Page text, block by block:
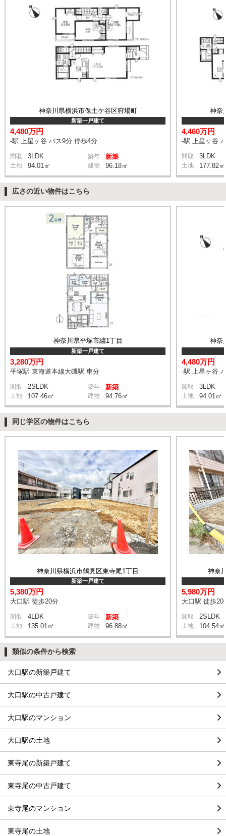
神奈川県横浜市保土ケ谷区狩場町
新築一戸建て
4,480万円
-駅 上星ヶ谷 バス9分 停歩4分
間取 3LDK 築年 新築
土地 94.01㎡ 建物 96.18㎡
神奈
4,460万円
-駅 上星ヶ谷
間取 3LDK
土地 177.82㎡
広さの近い物件はこちら
神奈川県平塚市纒1丁目
新築一戸建て
3,280万円
平塚駅 東海道本線大磯駅 車分
間取 2SLDK 築年 新築
土地 107.46㎡ 建物 94.76㎡
神奈
4,480万円
-駅 上星ヶ谷
間取 3LDK
土地 94.01㎡
同じ学区の物件はこちら
神奈川県横浜市鶴見区東寺尾1丁目
新築一戸建て
5,380万円
大口駅 徒歩20分
間取 4LDK 築年 新築
土地 135.01㎡ 建物 96.88㎡
神奈
5,980万円
大口駅 徒歩20
間取 2SLDK
土地 104.54㎡
類似の条件から検索
大口駅の新築戸建て
大口駅の中古戸建て
大口駅のマンション
大口駅の土地
東寺尾の新築戸建て
東寺尾の中古戸建て
東寺尾のマンション
東寺尾の土地